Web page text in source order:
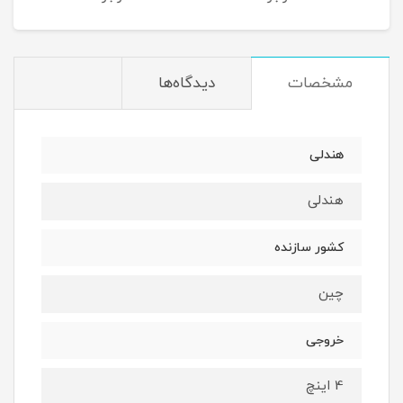
مشخصات دیدگاه‌ها
هندلی
هندلی
کشور سازنده
چین
خروجی
4 اینچ